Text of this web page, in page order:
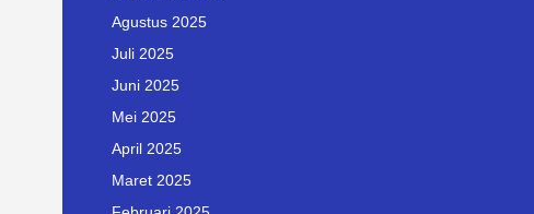
Agustus 2025
Juli 2025
Juni 2025
Mei 2025
April 2025
Maret 2025